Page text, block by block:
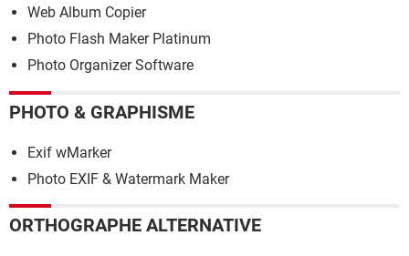
Web Album Copier
Photo Flash Maker Platinum
Photo Organizer Software
PHOTO & GRAPHISME
Exif wMarker
Photo EXIF & Watermark Maker
ORTHOGRAPHE ALTERNATIVE